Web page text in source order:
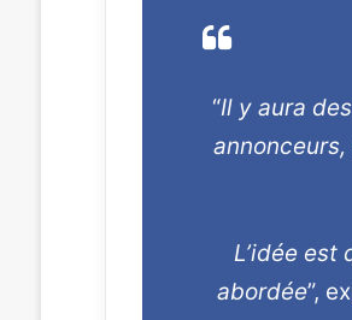
“Il y aura
L’idée
abordée”,